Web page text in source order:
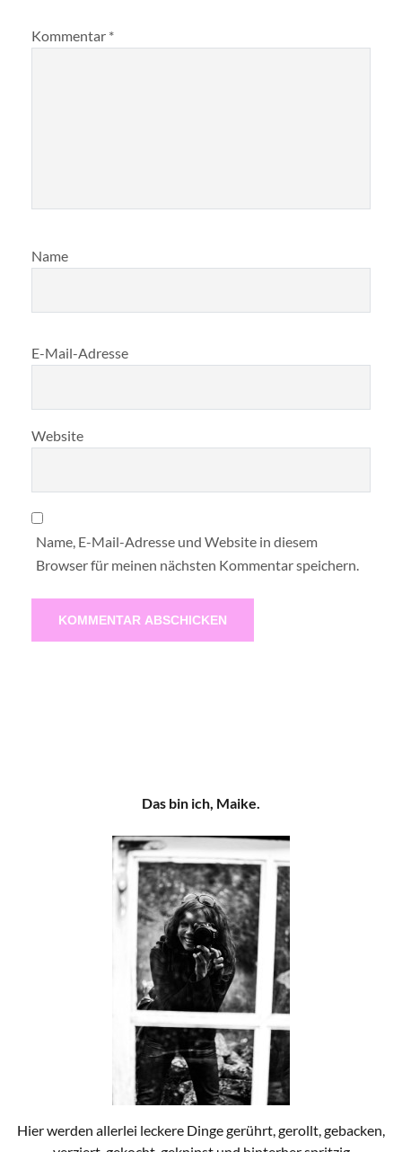
Kommentar *
Name
E-Mail-Adresse
Website
Name, E-Mail-Adresse und Website in diesem
Browser für meinen nächsten Kommentar speichern.
Das bin ich, Maike.
Hier werden allerlei leckere Dinge gerührt, gerollt, gebacken,